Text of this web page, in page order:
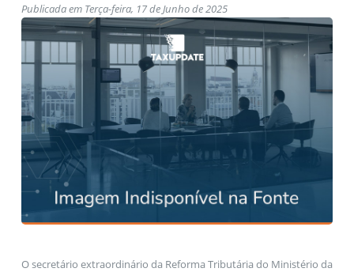
Publicada em Terça-feira, 17 de Junho de 2025
O secretário extraordinário da Reforma Tributária do Ministério da